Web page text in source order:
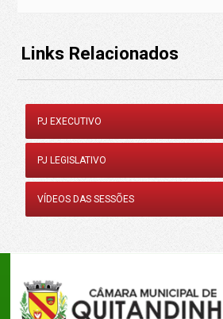
Links Relacionados
PJ EXECUTIVO
PJ LEGISLATIVO
VÍDEOS DAS SESSÕES